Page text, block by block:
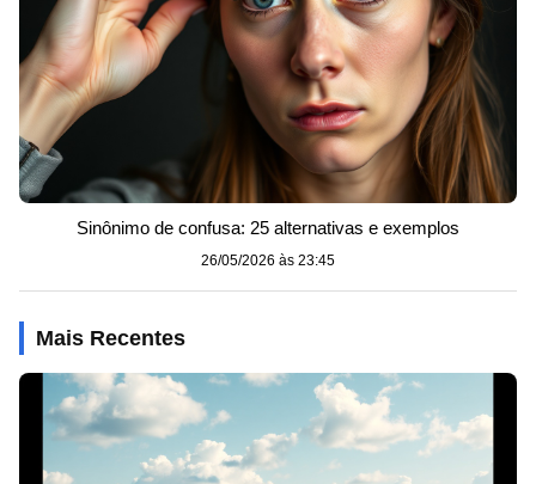
Sinônimo de confusa: 25 alternativas e exemplos
26/05/2026 às 23:45
Mais Recentes